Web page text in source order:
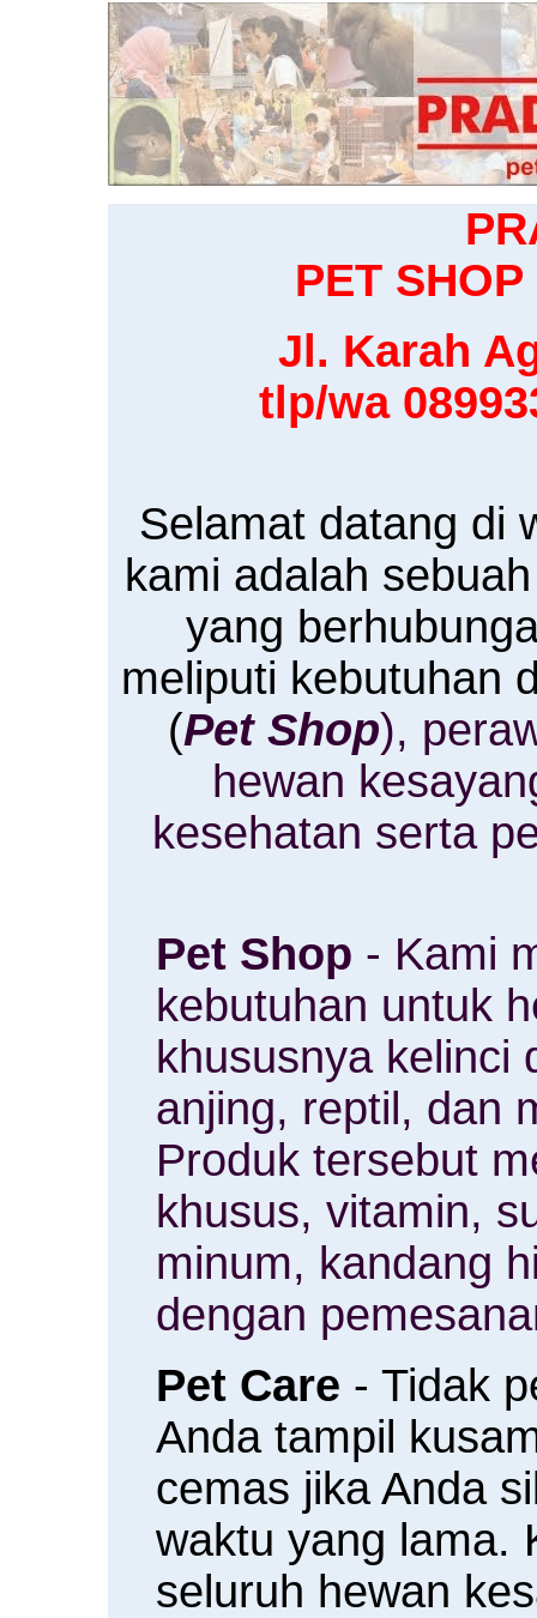
PET
Jl. Karah
tlp/wa
Selamat datang di
kami adalah
yang
meliputi kebutuhan
(Pet Shop),
hewan
kesehatan serta
Pet Shop - Kami
kebutuhan untuk
khususnya kelinci
anjing, reptil, dan
Produk tersebut
khusus, vitamin,
minum, kandang
dengan
Pet Care - Tidak
Anda tampil
cemas jika Anda
waktu yang lama.
seluruh hewan